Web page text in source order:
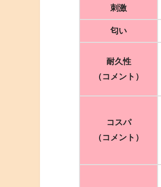
刺激
匂い
耐久性
（コメント）
コスパ
（コメント）